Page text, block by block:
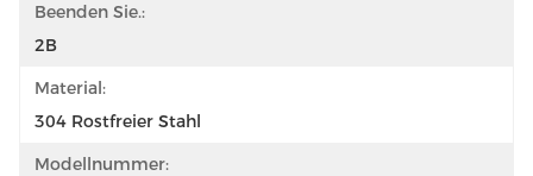
Beenden Sie.:
2B
Material:
304 Rostfreier Stahl
Modellnummer: